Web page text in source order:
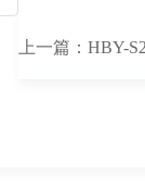
上一篇： HBY-